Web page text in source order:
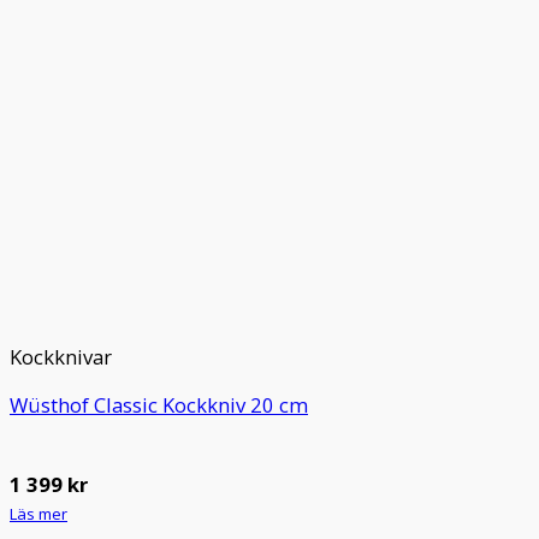
Kockknivar
Wüsthof Classic Kockkniv 20 cm
1 399 kr
Läs mer